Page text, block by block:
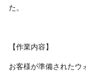
た。
【作業内容】
お客様が準備されたウ